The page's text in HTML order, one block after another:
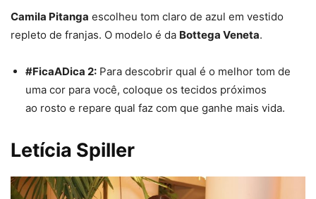
Camila Pitanga escolheu tom claro de azul em vestido
repleto de franjas. O modelo é da Bottega Veneta.
#FicaADica 2: Para descobrir qual é o melhor tom de
uma cor para você, coloque os tecidos próximos
ao rosto e repare qual faz com que ganhe mais vida.
Letícia Spiller